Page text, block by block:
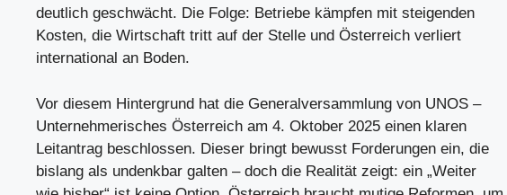
deutlich geschwächt. Die Folge: Betriebe kämpfen mit steigenden
Kosten, die Wirtschaft tritt auf der Stelle und Österreich verliert
international an Boden.
Vor diesem Hintergrund hat die Generalversammlung von UNOS –
Unternehmerisches Österreich am 4. Oktober 2025 einen klaren
Leitantrag beschlossen. Dieser bringt bewusst Forderungen ein, die
bislang als undenkbar galten – doch die Realität zeigt: ein „Weiter